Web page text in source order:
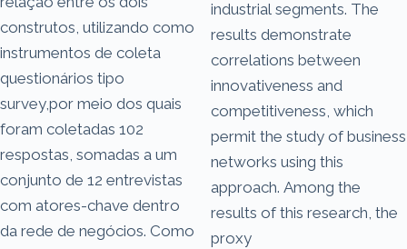
construtos, utilizando como
instrumentos de coleta
questionários tipo
survey,por meio dos quais
foram coletadas 102
respostas, somadas a um
conjunto de 12 entrevistas
com atores-chave dentro
da rede de negócios. Como
industrial segments. The
results demonstrate
correlations between
innovativeness and
competitiveness, which
permit the study of business
networks using this
approach. Among the
results of this research, the
proxy